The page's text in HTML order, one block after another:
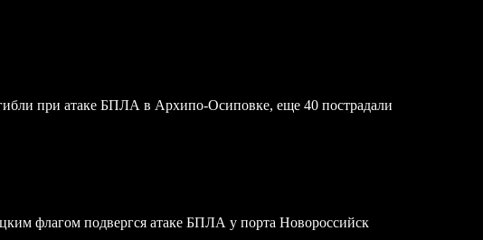
при атаке БПЛА в Архипо-Осиповке, еще 40 пострадали
флагом подвергся атаке БПЛА у порта Новороссийск